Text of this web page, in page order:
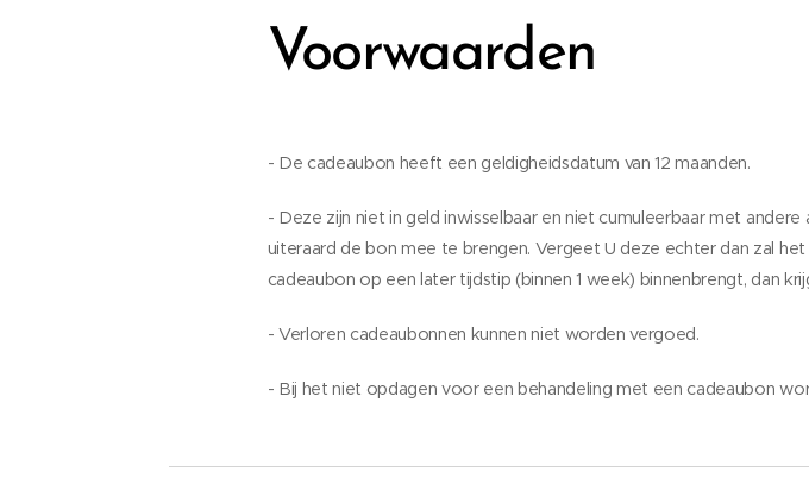
Voorwaarden
- De cadeaubon heeft een geldigheidsdatum van 12 maanden.
- Deze zijn niet in geld inwisselbaar en niet cumuleerbaar met
uiteraard de bon mee te brengen. Vergeet U deze echter dan zal
cadeaubon op een later tijdstip (binnen 1 week) binnenbrengt, dan
- Verloren cadeaubonnen kunnen niet worden vergoed.
- Bij het niet opdagen voor een behandeling met een cadeaubon